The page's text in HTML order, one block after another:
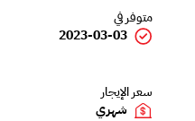
متوفر في
2023-03-03
سعر الإيجار
شهري